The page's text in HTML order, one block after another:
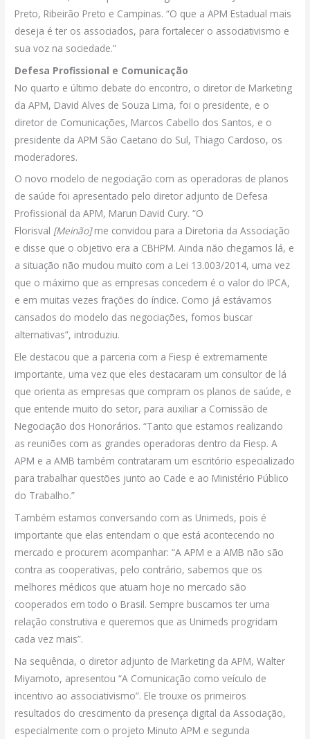
Preto, Ribeirão Preto e Campinas. “O que a APM Estadual mais
deseja é ter os associados, para fortalecer o associativismo e
sua voz na sociedade.”
Defesa Profissional e Comunicação
No quarto e último debate do encontro, o diretor de Marketing
da APM, David Alves de Souza Lima, foi o presidente, e o
diretor de Comunicações, Marcos Cabello dos Santos, e o
presidente da APM São Caetano do Sul, Thiago Cardoso, os
moderadores.
O novo modelo de negociação com as operadoras de planos
de saúde foi apresentado pelo diretor adjunto de Defesa
Profissional da APM, Marun David Cury. “O
Florisval [Meinão]me convidou para a Diretoria da Associação
e disse que o objetivo era a CBHPM. Ainda não chegamos lá, e
a situação não mudou muito com a Lei 13.003/2014, uma vez
que o máximo que as empresas concedem é o valor do IPCA,
e em muitas vezes frações do índice. Como já estávamos
cansados do modelo das negociações, fomos buscar
alternativas”, introduziu.
Ele destacou que a parceria com a Fiesp é extremamente
importante, uma vez que eles destacaram um consultor de lá
que orienta as empresas que compram os planos de saúde, e
que entende muito do setor, para auxiliar a Comissão de
Negociação dos Honorários. “Tanto que estamos realizando
as reuniões com as grandes operadoras dentro da Fiesp. A
APM e a AMB também contrataram um escritório especializado
para trabalhar questões junto ao Cade e ao Ministério Público
do Trabalho.”
Também estamos conversando com as Unimeds, pois é
importante que elas entendam o que está acontecendo no
mercado e procurem acompanhar: “A APM e a AMB não são
contra as cooperativas, pelo contrário, sabemos que os
melhores médicos que atuam hoje no mercado são
cooperados em todo o Brasil. Sempre buscamos ter uma
relação construtiva e queremos que as Unimeds progridam
cada vez mais”.
Na sequência, o diretor adjunto de Marketing da APM, Walter
Miyamoto, apresentou “A Comunicação como veículo de
incentivo ao associativismo”. Ele trouxe os primeiros
resultados do crescimento da presença digital da Associação,
especialmente com o projeto Minuto APM e segunda